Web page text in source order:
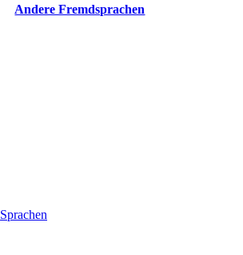
Andere Fremdsprachen
Sprachen